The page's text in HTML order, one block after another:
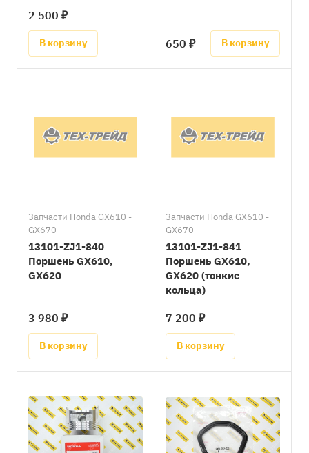
2 500 ₽
В корзину
GX670, GXV340,
GXV390
650 ₽ В корзину
Запчасти Honda GX610 -
GX670
13101-ZJ1-840
Поршень GX610,
GX620
3 980 ₽
В корзину
Запчасти Honda GX610 -
GX670
13101-ZJ1-841
Поршень GX610,
GX620 (тонкие
кольца)
7 200 ₽
В корзину